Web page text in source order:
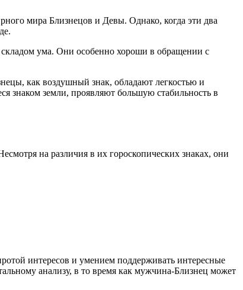
мира Близнецов и Девы. Однако, когда эти два
ума. Они особенно хороши в обращении с
как воздушный знак, обладают легкостью и
знаком земли, проявляют большую стабильность в
на различия в их гороскопических знаках, они
интересов и умением поддерживать интересные
анализу, в то время как мужчина-Близнец может